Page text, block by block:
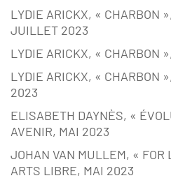
LYDIE ARICKX, « CHARBON
JUILLET 2023
LYDIE ARICKX, « CHARBON
LYDIE ARICKX, « CHARBON
2023
ELISABETH DAYNÈS, «
AVENIR, MAI 2023
JOHAN VAN MULLEM, « FOR
ARTS LIBRE, MAI 2023